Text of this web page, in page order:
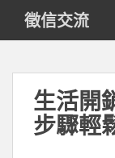
i
徵信交流
生活開
步驟輕